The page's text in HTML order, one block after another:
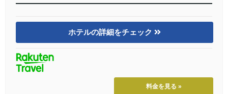
ホテルの詳細をチェック
料金を見る »